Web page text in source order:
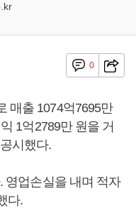
0
매출 1074억7695만
1억2789만 원을 거
시했다.
영업손실을 내며 적자
다.